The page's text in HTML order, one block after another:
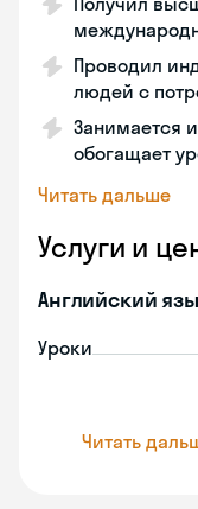
Проводил
людей с
Занимается
обогащает
Читать дальше
Услуги и
Английский
Уроки
Читать